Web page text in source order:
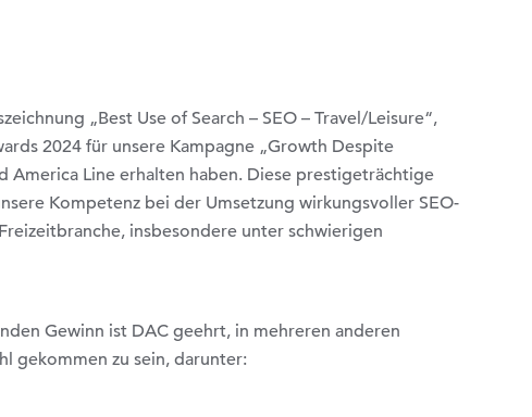
„Best Use of Search – SEO – Travel/Leisure“,
2024 für unsere Kampagne „Growth Despite
America Line erhalten haben. Diese prestigeträchtige
Kompetenz bei der Umsetzung wirkungsvoller SEO-
insbesondere unter schwierigen
Gewinn ist DAC geehrt, in mehreren anderen
gekommen zu sein, darunter: